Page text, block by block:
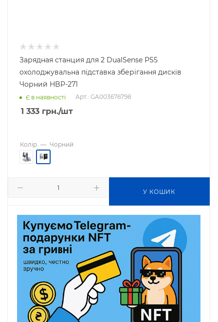
Зарядная станция для 2 DualSense PS5
охолоджувальна підставка зберігання дисків
Чорний HBP-271
Є в наявності Арт.: GA003676798
1 333 грн./шт
У КОШИК
Колір — Чорний